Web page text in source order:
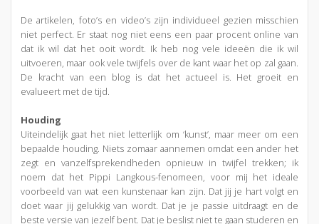
De artikelen, foto’s en video’s zijn individueel gezien misschien
niet perfect. Er staat nog niet eens een paar procent online van
dat ik wil dat het ooit wordt. Ik heb nog vele ideeën die ik wil
uitvoeren, maar ook vele twijfels over de kant waar het op zal gaan.
De kracht van een blog is dat het actueel is. Het groeit en
evalueert met de tijd.
Houding
Uiteindelijk gaat het niet letterlijk om ‘kunst’, maar meer om een
bepaalde houding. Niets zomaar aannemen omdat een ander het
zegt en vanzelfsprekendheden opnieuw in twijfel trekken; ik
noem dat het Pippi Langkous-fenomeen, voor mij het ideale
voorbeeld van wat een kunstenaar kan zijn. Dat jij je hart volgt en
doet waar jij gelukkig van wordt. Dat je je passie uitdraagt en de
beste versie van jezelf bent. Dat je beslist niet te gaan studeren en